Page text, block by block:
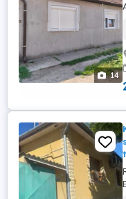
14